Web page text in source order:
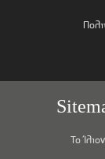
Το Ίλιον